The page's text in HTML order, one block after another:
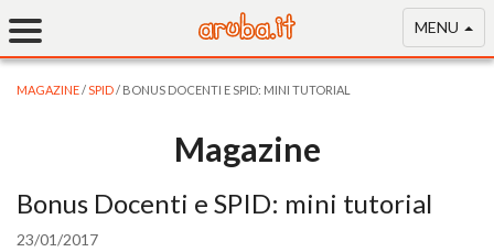
MENU
MAGAZINE/SPID/ BONUS DOCENTI E SPID: MINI TUTORIAL
Magazine
Bonus Docenti e SPID: mini tutorial
23/01/2017